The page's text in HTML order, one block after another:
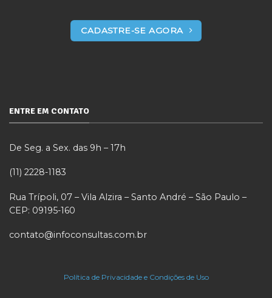
CADASTRE-SE AGORA
ENTRE EM CONTATO
De Seg. a Sex. das 9h – 17h
(11) 2228-1183
Rua Trípoli, 07 – Vila Alzira – Santo André – São Paulo –
CEP: 09195-160
contato@infoconsultas.com.br
Política de Privacidade e Condições de Uso